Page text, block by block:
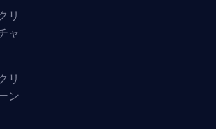
リ
ャ
リ
ン